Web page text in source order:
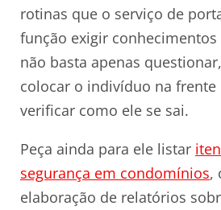
rotinas que o serviço de
função exigir
não basta apenas
colocar o indivíduo na
verificar como ele se sai.
Peça ainda para ele listar
segurança em condomínios,
elaboração de relatórios